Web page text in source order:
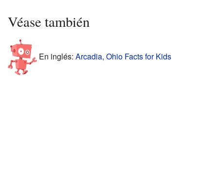
Véase también
En inglés: Arcadia, Ohio Facts for Kids